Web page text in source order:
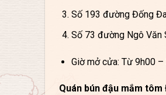
Số 193 đường Đống
Số 73 đường Ngô Văn
Giờ mở cửa: Từ 9h00 –
Quán bún đậu mắm tôm